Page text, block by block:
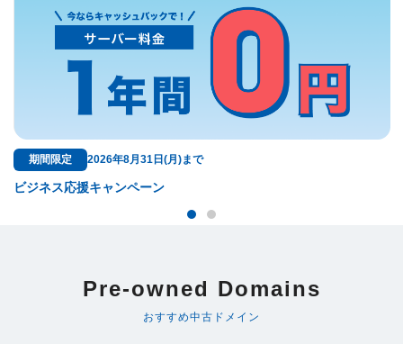
無料特典
Pre-owned Domains
おすすめ中古ドメイン